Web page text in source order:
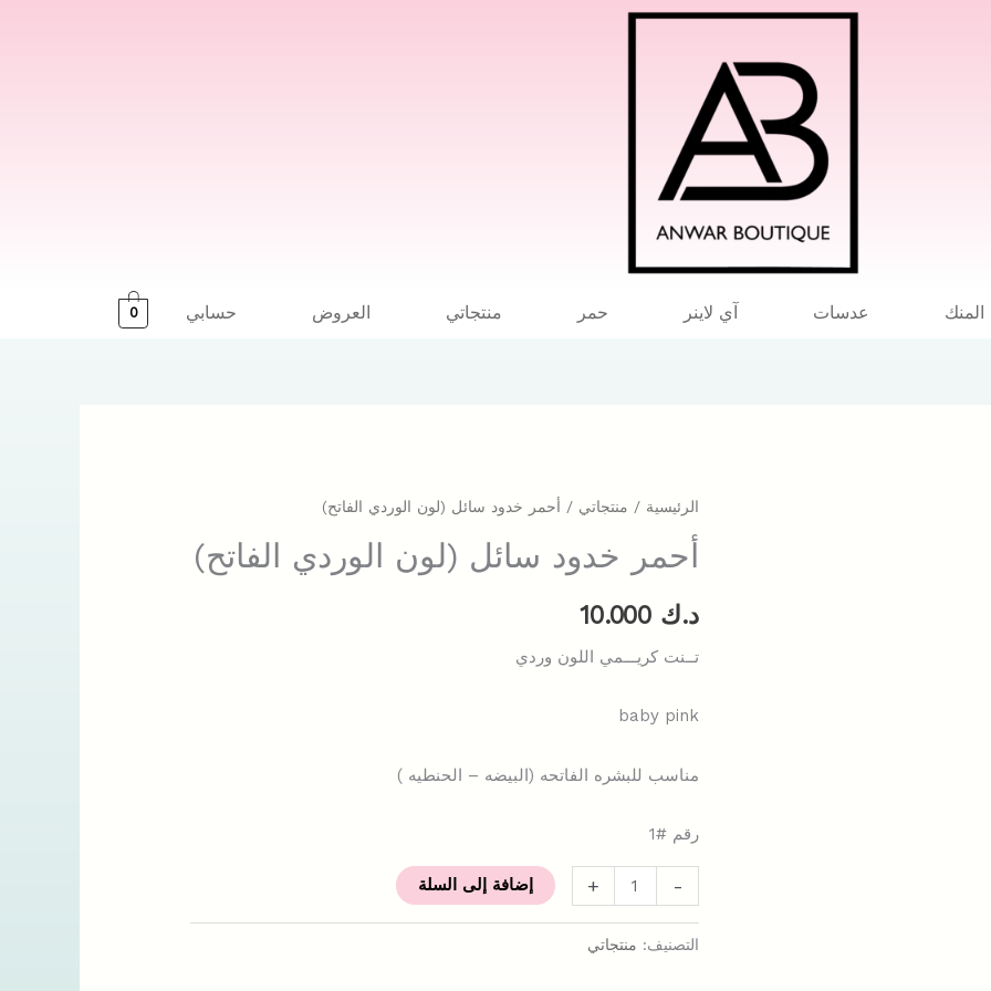
عدسات آي لاينر حمر منتجاتي العروض حسابي 0
الرئيسية / منتجاتي / أحمر خدود سائل (لون الوردي الفاتح)
أحمر خدود سائل (لون الوردي الفاتح)
د.ك
تــنت كريـــمي اللون وردي
baby pink
مناسب للبشره الفاتحه (البيضه – الحنطيه )
رقم #1
-
+ إضافة إلى السلة
التصنيف: منتجاتي